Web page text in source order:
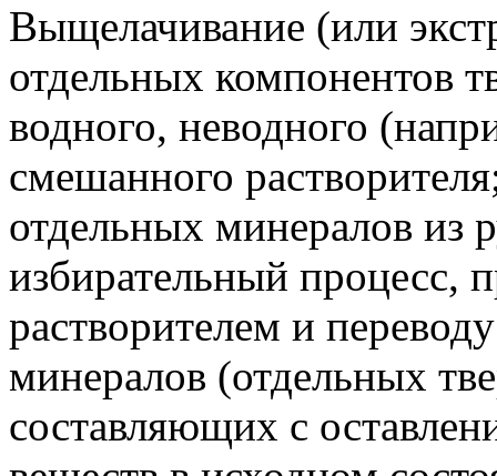
Выщелачивание (или
отдельных компонентов
водного, неводного
смешанного
отдельных минералов из
избирательный процесс,
растворителем и
минералов (отдельных
составляющих с